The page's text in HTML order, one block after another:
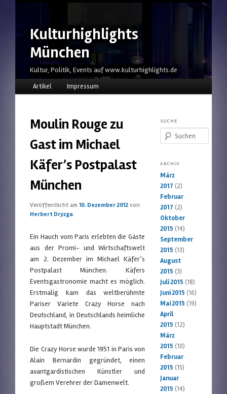
Kulturhighlights
München
Kultur, Politik, Events auf www.kulturhighlights.de
HauptmenüZum Inhalt wechseln
Zum sekundären Inhalt wechseln
Artikel Impressum
Moulin Rouge zu
Gast im Michael
Käfer’s Postpalast
München
Veröffentlicht am10. Dezember 2012 von
Herbert Dryzga
Ein Hauch vom Paris erlebten die Gäste
aus der Promi- und Wirtschaftswelt
am 2. Dezember im Michael Käfer’s
Postpalast München. Käfers
Eventsgastronomie macht es möglich.
Erstmalig kam das weltberühmte
Pariser Variete Crazy Horse nach
Deutschland, in Deutschlands heimliche
Hauptstadt München.
Die Crazy Horse wurde 1951 in Paris von
Alain Bernardin gegründet, einen
avantgardistischen Künstler und
großem Verehrer der Damenwelt.
SUCHE
Suchen
ARCHIV
März
2017 (2)
Februar
2017 (2)
Oktober
2015 (14)
September
2015 (13)
August
2015 (3)
Juli 2015 (18)
Juni 2015 (16)
Mai 2015 (19)
April
2015 (12)
März
2015 (10)
Februar
2015 (15)
Januar
2015 (14)